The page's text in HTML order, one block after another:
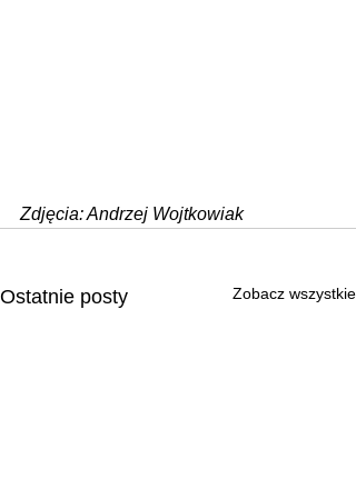
Zdjęcia: Andrzej Wojtkowiak
Ostatnie posty Zobacz wszystkie